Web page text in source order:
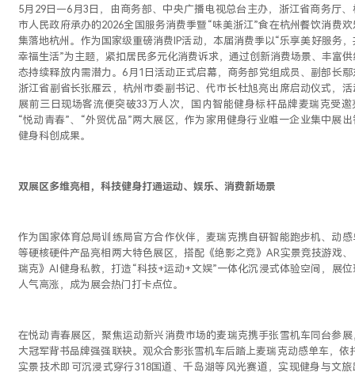
5月29日—6月3日，由商务部、中央广播电视总台主办，浙江省商务厅、
市人民政府承办的2026全国服务消费季暨“味美浙江”食在杭州餐饮消费欢
集落地杭州。作为国家级重磅消费IP活动，本届消费季以“乐享美好服务，
幸福生活”为主题，紧扣居民多元化消费诉求，通过创新消费场景、丰富供
态持续释放内需潜力。6月1日活动正式启幕，商务部党组成员、副部长鄢
浙江省副省长张雁云，杭州市委副书记、代市长杜旭亮出席启动仪式，活
展前三日现场客流便突破33万人次，国内智能健身标杆品牌麦瑞克受邀
“悦动青春”、“外贸优品”两大展区，作为家用健身行业唯一企业集中展出
健身科创成果。
双展区多维亮相，科技健身打通运动、娱乐、消费新场景
作为国家体育总局训练局官方合作伙伴，麦瑞克携自研智能跑步机、动感
等硬核硬件产品亮相两大特色展区，搭配《绝影之竞》AR实景竞技游戏、
瑞克》AI健身私教，打造“科技+运动+文娱”一体化沉浸式体验空间，展位
人气高涨，成为展会热门打卡点位。
在悦动青春展区，聚焦运动新兴消费市场的麦瑞克携手张雪机车同台参展
大冠军背书品牌强强联袂。观众合影张雪机车后踏上麦瑞克动感单车，依
实景技术即可沉浸式穿行318国道、千岛湖等风光赛道，实现健身与文旅